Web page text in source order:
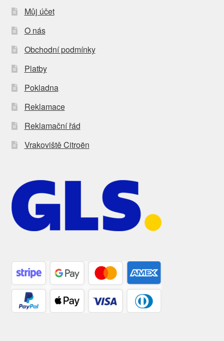
Můj účet
O nás
Obchodní podmínky
Platby
Pokladna
Reklamace
Reklamační řád
Vrakoviště Citroën